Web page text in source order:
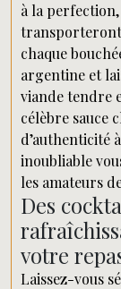
à la
transporteront
chaque
argentine et
viande tendre
célèbre sauce
d’authenticité
inoubliable
les amateurs
Des
votre
Laissez-vous